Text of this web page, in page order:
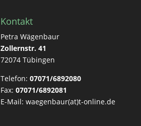
Kontakt
Petra Wägenbaur
Zollernstr. 41
72074 Tübingen
Telefon: 07071/6892080
Fax: 07071/6892081
E-Mail: waegenbaur(at)t-online.de